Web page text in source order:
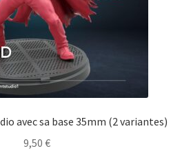
avec sa base 35mm (2 variantes)
9,50 €